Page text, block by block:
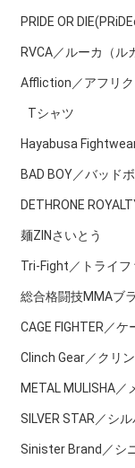
PRIDE OR
RVCA／ルーカ（ル
Affliction／アフリ
Tシャツ
Hayabusa
BAD BOY／バッド
DETHRONE
麺ZINさいとう
Tri-Fight／トライフ
総合格闘技MMAブ
CAGE FIGHTER／
Clinch Gear／クリ
METAL MULISHA／
SILVER STAR／シ
Sinister Brand／シ